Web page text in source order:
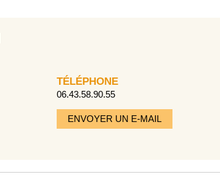
TÉLÉPHONE
06.43.58.90.55
ENVOYER UN E-MAIL